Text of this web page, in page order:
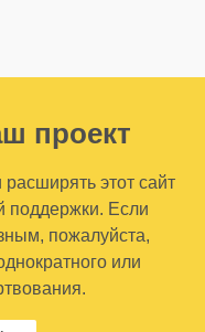
проект
этот сайт
поддержки. Если
пожалуйста,
или